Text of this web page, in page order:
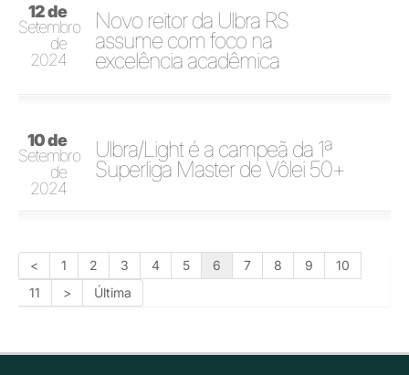
12 de
Setembro
de
2024
Novo reitor da Ulbra RS
assume com foco na
excelência acadêmica
10 de
Setembro
de
2024
Ulbra/Light é a campeã da 1ª
Superliga Master de Vôlei 50+
< 1 2 3 4 5 6 7 8 9
10
11
> Última